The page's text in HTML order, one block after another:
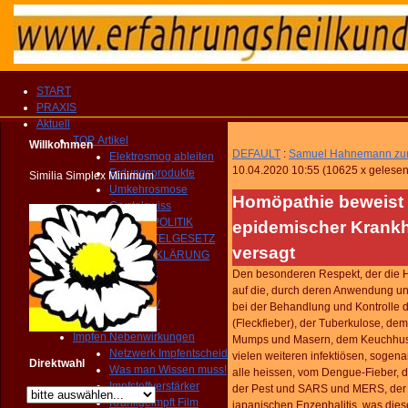
START
PRAXIS
Aktuell
TOP Artikel
Elektrosmog ableiten
Erdungsprodukte
Umkehrosmose
Crystalswiss
GESUNDHEITSPOLITIK
HEILMITTELGESETZ
IMPFAUFKLÄRUNG
YOUTUBE Kanal
IMPRESSIONEN
MEDIEN ARCHIV
Homöopathie TV
Impfen Nebenwirkungen
Netzwerk Impfentscheid
Was man Wissen muss!
Impfstoffverstärker
Krankgeimpft Film
Willkommen
Similia Simplex Minimum
Direktwahl
DEFAULT : Samuel Hahnemann
10.04.2020 10:55 (10625 x gelesen
Homöpathie
epidemischer
versagt
Den besonderen Respekt, der die
auf die, durch deren Anwendung
bei der Behandlung und Kontrolle
(Fleckfieber), der Tuberkulose,
Mumps und Masern, dem
vielen weiteren infektiösen,
alle heissen, vom Dengue-Fieber,
der Pest und SARS und MERS,
japanischen Enzephalitis, was